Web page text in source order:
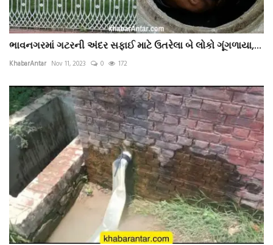
ભાવનગરમાં ગટરની અંદર સફાઈ માટે ઉતરેલા બે લોકો ગૂંગળાયા,...
KhabarAntar Nov 11, 2023 0 172